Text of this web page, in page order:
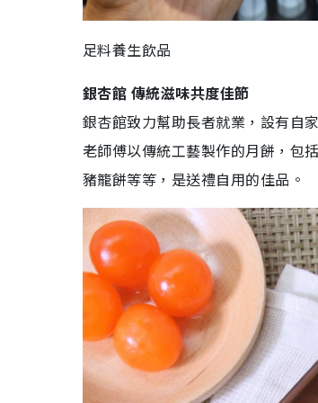
足料養生飲品
銀杏館 傳統滋味共度佳節
銀杏館致力幫助長者就業，設有自
老師傅以傳統工藝製作的月餅，包
豬籠餅等等，是送禮自用的佳品。